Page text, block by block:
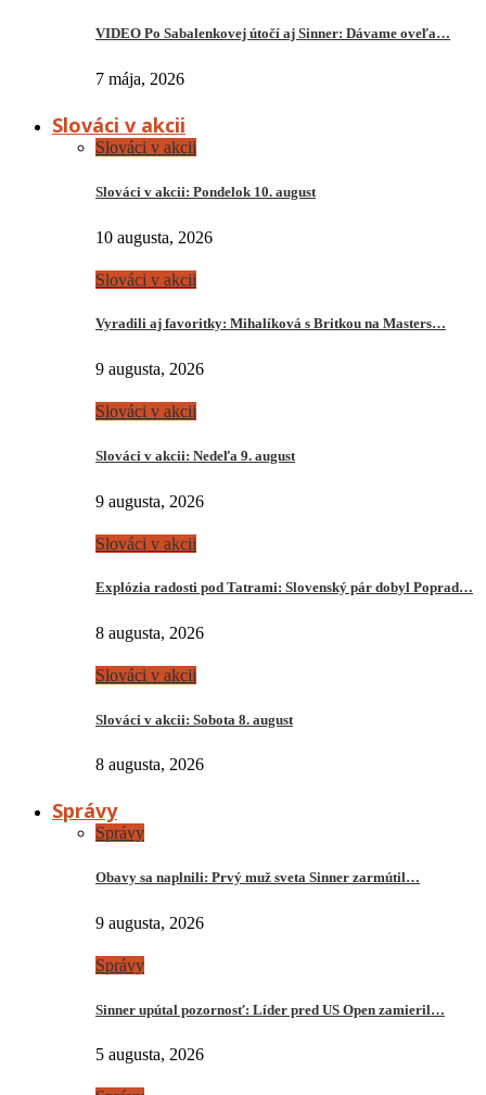
VIDEO Po Sabalenkovej útočí aj Sinner: Dávame oveľa…
7 mája, 2026
Slováci v akcii
Slováci v akcii
Slováci v akcii: Pondelok 10. august
10 augusta, 2026
Slováci v akcii
Vyradili aj favoritky: Mihalíková s Britkou na Masters…
9 augusta, 2026
Slováci v akcii
Slováci v akcii: Nedeľa 9. august
9 augusta, 2026
Slováci v akcii
Explózia radosti pod Tatrami: Slovenský pár dobyl Poprad…
8 augusta, 2026
Slováci v akcii
Slováci v akcii: Sobota 8. august
8 augusta, 2026
Správy
Správy
Obavy sa naplnili: Prvý muž sveta Sinner zarmútil…
9 augusta, 2026
Správy
Sinner upútal pozornosť: Líder pred US Open zamieril…
5 augusta, 2026